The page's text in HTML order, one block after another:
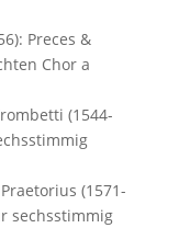
Preces &
Chor a
(1544-
(1571-
sechsstimmig